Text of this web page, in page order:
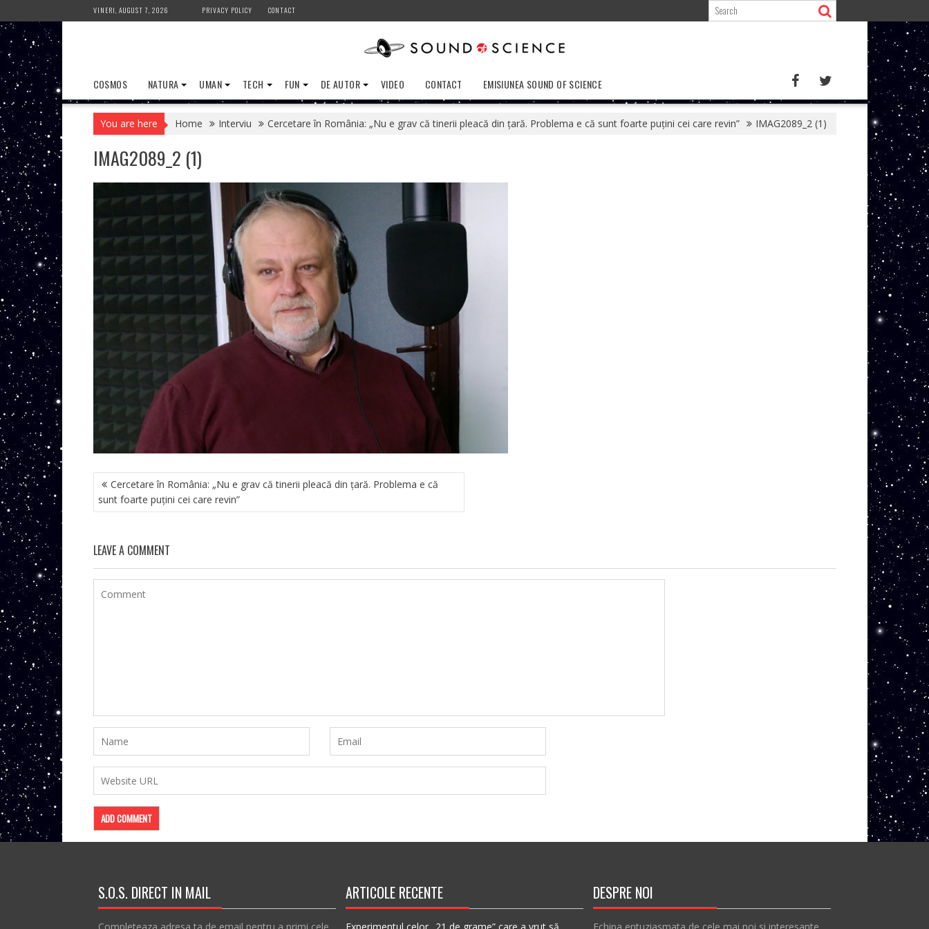
to
content
VINERI, AUGUST 7, 2026 PRIVACY POLICY CONTACT
COSMOS NATURA UMAN TECH FUN DE AUTOR VIDEO CONTACT EMISIUNEA SOUND OF SCIENCE
You are here Home Interviu Cercetare în România: „Nu e grav că tinerii pleacă din ţară. Problema e că sunt foarte puţini cei care revin” IMAG2089_2 (1)
IMAG2089_2 (1)
NAVIGARE
ÎN
ARTICOLE
Cercetare în România: „Nu e grav că tinerii pleacă din ţară. Problema e că
sunt foarte puţini cei care revin”
LEAVE A COMMENT
S.O.S. DIRECT IN MAIL ARTICOLE RECENTE DESPRE NOI